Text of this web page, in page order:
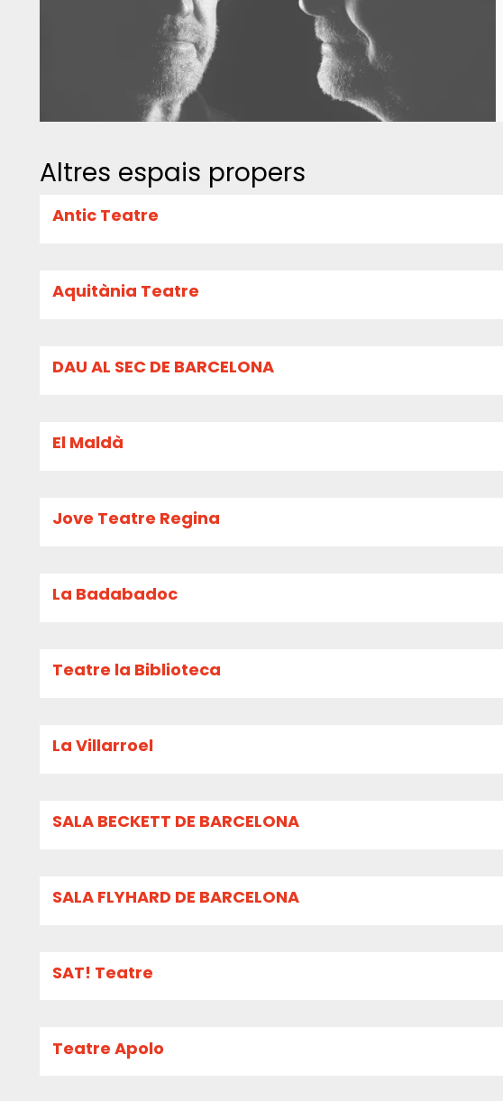
Altres espais propers
Antic Teatre
Aquitània Teatre
DAU AL SEC DE BARCELONA
El Maldà
Jove Teatre Regina
La Badabadoc
Teatre la Biblioteca
La Villarroel
SALA BECKETT DE BARCELONA
SALA FLYHARD DE BARCELONA
SAT! Teatre
Teatre Apolo